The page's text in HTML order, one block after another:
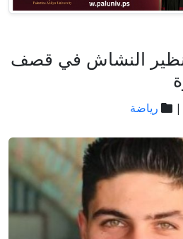
نظير النشاش في قصف
رياضة